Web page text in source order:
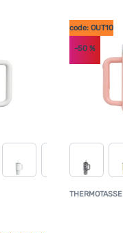
KundenbewertungTHERMOTASSE
code: OUT10
-50%